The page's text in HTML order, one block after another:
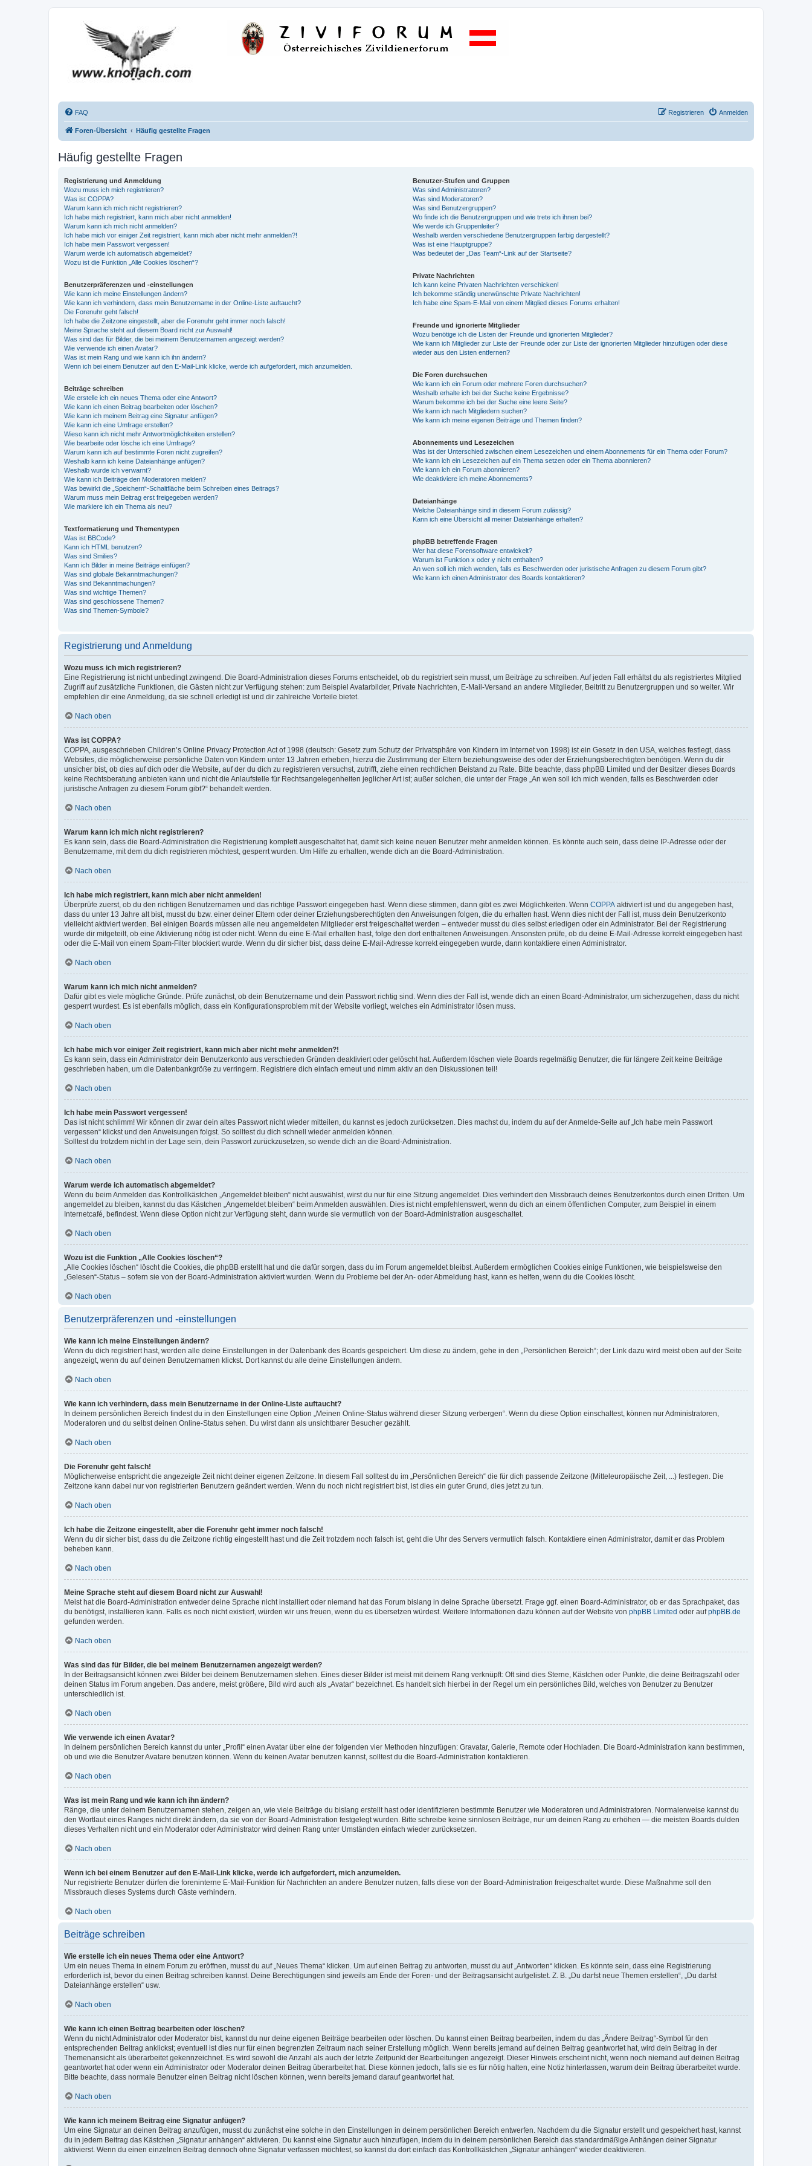
FAQ Anmelden
Registrieren
Foren-Übersicht Häufig gestellte Fragen
Häufig gestellte Fragen
Registrierung und Anmeldung
Wozu muss ich mich registrieren?
Was ist COPPA?
Warum kann ich mich nicht registrieren?
Ich habe mich registriert, kann mich aber nicht anmelden!
Warum kann ich mich nicht anmelden?
Ich habe mich vor einiger Zeit registriert, kann mich aber nicht mehr anmelden?!
Ich habe mein Passwort vergessen!
Warum werde ich automatisch abgemeldet?
Wozu ist die Funktion „Alle Cookies löschen“?
Benutzerpräferenzen und -einstellungen
Wie kann ich meine Einstellungen ändern?
Wie kann ich verhindern, dass mein Benutzername in der Online-Liste auftaucht?
Die Forenuhr geht falsch!
Ich habe die Zeitzone eingestellt, aber die Forenuhr geht immer noch falsch!
Meine Sprache steht auf diesem Board nicht zur Auswahl!
Was sind das für Bilder, die bei meinem Benutzernamen angezeigt werden?
Wie verwende ich einen Avatar?
Was ist mein Rang und wie kann ich ihn ändern?
Wenn ich bei einem Benutzer auf den E-Mail-Link klicke, werde ich aufgefordert, mich anzumelden.
Beiträge schreiben
Wie erstelle ich ein neues Thema oder eine Antwort?
Wie kann ich einen Beitrag bearbeiten oder löschen?
Wie kann ich meinem Beitrag eine Signatur anfügen?
Wie kann ich eine Umfrage erstellen?
Wieso kann ich nicht mehr Antwortmöglichkeiten erstellen?
Wie bearbeite oder lösche ich eine Umfrage?
Warum kann ich auf bestimmte Foren nicht zugreifen?
Weshalb kann ich keine Dateianhänge anfügen?
Weshalb wurde ich verwarnt?
Wie kann ich Beiträge den Moderatoren melden?
Was bewirkt die „Speichern“-Schaltfläche beim Schreiben eines Beitrags?
Warum muss mein Beitrag erst freigegeben werden?
Wie markiere ich ein Thema als neu?
Textformatierung und Thementypen
Was ist BBCode?
Kann ich HTML benutzen?
Was sind Smilies?
Kann ich Bilder in meine Beiträge einfügen?
Was sind globale Bekanntmachungen?
Was sind Bekanntmachungen?
Was sind wichtige Themen?
Was sind geschlossene Themen?
Was sind Themen-Symbole?
Benutzer-Stufen und Gruppen
Was sind Administratoren?
Was sind Moderatoren?
Was sind Benutzergruppen?
Wo finde ich die Benutzergruppen und wie trete ich ihnen bei?
Wie werde ich Gruppenleiter?
Weshalb werden verschiedene Benutzergruppen farbig dargestellt?
Was ist eine Hauptgruppe?
Was bedeutet der „Das Team“-Link auf der Startseite?
Private Nachrichten
Ich kann keine Privaten Nachrichten verschicken!
Ich bekomme ständig unerwünschte Private Nachrichten!
Ich habe eine Spam-E-Mail von einem Mitglied dieses Forums erhalten!
Freunde und ignorierte Mitglieder
Wozu benötige ich die Listen der Freunde und ignorierten Mitglieder?
Wie kann ich Mitglieder zur Liste der Freunde oder zur Liste der ignorierten Mitglieder hinzufügen oder diese
wieder aus den Listen entfernen?
Die Foren durchsuchen
Wie kann ich ein Forum oder mehrere Foren durchsuchen?
Weshalb erhalte ich bei der Suche keine Ergebnisse?
Warum bekomme ich bei der Suche eine leere Seite?
Wie kann ich nach Mitgliedern suchen?
Wie kann ich meine eigenen Beiträge und Themen finden?
Abonnements und Lesezeichen
Was ist der Unterschied zwischen einem Lesezeichen und einem Abonnements für ein Thema oder Forum?
Wie kann ich ein Lesezeichen auf ein Thema setzen oder ein Thema abonnieren?
Wie kann ich ein Forum abonnieren?
Wie deaktiviere ich meine Abonnements?
Dateianhänge
Welche Dateianhänge sind in diesem Forum zulässig?
Kann ich eine Übersicht all meiner Dateianhänge erhalten?
phpBB betreffende Fragen
Wer hat diese Forensoftware entwickelt?
Warum ist Funktion x oder y nicht enthalten?
An wen soll ich mich wenden, falls es Beschwerden oder juristische Anfragen zu diesem Forum gibt?
Wie kann ich einen Administrator des Boards kontaktieren?
Registrierung und Anmeldung
Wozu muss ich mich registrieren?
Eine Registrierung ist nicht unbedingt zwingend. Die Board-Administration dieses Forums entscheidet, ob du registriert sein musst, um Beiträge zu schreiben. Auf jeden Fall erhältst du als registriertes Mitglied
Zugriff auf zusätzliche Funktionen, die Gästen nicht zur Verfügung stehen: zum Beispiel Avatarbilder, Private Nachrichten, E-Mail-Versand an andere Mitglieder, Beitritt zu Benutzergruppen und so weiter. Wir
empfehlen dir eine Anmeldung, da sie schnell erledigt ist und dir zahlreiche Vorteile bietet.
Nach oben
Was ist COPPA?
COPPA, ausgeschrieben Children’s Online Privacy Protection Act of 1998 (deutsch: Gesetz zum Schutz der Privatsphäre von Kindern im Internet von 1998) ist ein Gesetz in den USA, welches festlegt, dass
Websites, die möglicherweise persönliche Daten von Kindern unter 13 Jahren erheben, hierzu die Zustimmung der Eltern beziehungsweise des oder der Erziehungsberechtigten benötigen. Wenn du dir
unsicher bist, ob dies auf dich oder die Website, auf der du dich zu registrieren versuchst, zutrifft, ziehe einen rechtlichen Beistand zu Rate. Bitte beachte, dass phpBB Limited und der Besitzer dieses Boards
keine Rechtsberatung anbieten kann und nicht die Anlaufstelle für Rechtsangelegenheiten jeglicher Art ist; außer solchen, die unter der Frage „An wen soll ich mich wenden, falls es Beschwerden oder
juristische Anfragen zu diesem Forum gibt?“ behandelt werden.
Nach oben
Warum kann ich mich nicht registrieren?
Es kann sein, dass die Board-Administration die Registrierung komplett ausgeschaltet hat, damit sich keine neuen Benutzer mehr anmelden können. Es könnte auch sein, dass deine IP-Adresse oder der
Benutzername, mit dem du dich registrieren möchtest, gesperrt wurden. Um Hilfe zu erhalten, wende dich an die Board-Administration.
Nach oben
Ich habe mich registriert, kann mich aber nicht anmelden!
Überprüfe zuerst, ob du den richtigen Benutzernamen und das richtige Passwort eingegeben hast. Wenn diese stimmen, dann gibt es zwei Möglichkeiten. Wenn COPPA aktiviert ist und du angegeben hast,
dass du unter 13 Jahre alt bist, musst du bzw. einer deiner Eltern oder deiner Erziehungsberechtigten den Anweisungen folgen, die du erhalten hast. Wenn dies nicht der Fall ist, muss dein Benutzerkonto
vielleicht aktiviert werden. Bei einigen Boards müssen alle neu angemeldeten Mitglieder erst freigeschaltet werden – entweder musst du dies selbst erledigen oder ein Administrator. Bei der Registrierung
wurde dir mitgeteilt, ob eine Aktivierung nötig ist oder nicht. Wenn du eine E-Mail erhalten hast, folge den dort enthaltenen Anweisungen. Ansonsten prüfe, ob du deine E-Mail-Adresse korrekt eingegeben hast
oder die E-Mail von einem Spam-Filter blockiert wurde. Wenn du dir sicher bist, dass deine E-Mail-Adresse korrekt eingegeben wurde, dann kontaktiere einen Administrator.
Nach oben
Warum kann ich mich nicht anmelden?
Dafür gibt es viele mögliche Gründe. Prüfe zunächst, ob dein Benutzername und dein Passwort richtig sind. Wenn dies der Fall ist, wende dich an einen Board-Administrator, um sicherzugehen, dass du nicht
gesperrt wurdest. Es ist ebenfalls möglich, dass ein Konfigurationsproblem mit der Website vorliegt, welches ein Administrator lösen muss.
Nach oben
Ich habe mich vor einiger Zeit registriert, kann mich aber nicht mehr anmelden?!
Es kann sein, dass ein Administrator dein Benutzerkonto aus verschieden Gründen deaktiviert oder gelöscht hat. Außerdem löschen viele Boards regelmäßig Benutzer, die für längere Zeit keine Beiträge
geschrieben haben, um die Datenbankgröße zu verringern. Registriere dich einfach erneut und nimm aktiv an den Diskussionen teil!
Nach oben
Ich habe mein Passwort vergessen!
Das ist nicht schlimm! Wir können dir zwar dein altes Passwort nicht wieder mitteilen, du kannst es jedoch zurücksetzen. Dies machst du, indem du auf der Anmelde-Seite auf „Ich habe mein Passwort
vergessen“ klickst und den Anweisungen folgst. So solltest du dich schnell wieder anmelden können.
Solltest du trotzdem nicht in der Lage sein, dein Passwort zurückzusetzen, so wende dich an die Board-Administration.
Nach oben
Warum werde ich automatisch abgemeldet?
Wenn du beim Anmelden das Kontrollkästchen „Angemeldet bleiben“ nicht auswählst, wirst du nur für eine Sitzung angemeldet. Dies verhindert den Missbrauch deines Benutzerkontos durch einen Dritten. Um
angemeldet zu bleiben, kannst du das Kästchen „Angemeldet bleiben“ beim Anmelden auswählen. Dies ist nicht empfehlenswert, wenn du dich an einem öffentlichen Computer, zum Beispiel in einem
Internetcafé, befindest. Wenn diese Option nicht zur Verfügung steht, dann wurde sie vermutlich von der Board-Administration ausgeschaltet.
Nach oben
Wozu ist die Funktion „Alle Cookies löschen“?
„Alle Cookies löschen“ löscht die Cookies, die phpBB erstellt hat und die dafür sorgen, dass du im Forum angemeldet bleibst. Außerdem ermöglichen Cookies einige Funktionen, wie beispielsweise den
„Gelesen“-Status – sofern sie von der Board-Administration aktiviert wurden. Wenn du Probleme bei der An- oder Abmeldung hast, kann es helfen, wenn du die Cookies löscht.
Nach oben
Benutzerpräferenzen und -einstellungen
Wie kann ich meine Einstellungen ändern?
Wenn du dich registriert hast, werden alle deine Einstellungen in der Datenbank des Boards gespeichert. Um diese zu ändern, gehe in den „Persönlichen Bereich“; der Link dazu wird meist oben auf der Seite
angezeigt, wenn du auf deinen Benutzernamen klickst. Dort kannst du alle deine Einstellungen ändern.
Nach oben
Wie kann ich verhindern, dass mein Benutzername in der Online-Liste auftaucht?
In deinem persönlichen Bereich findest du in den Einstellungen eine Option „Meinen Online-Status während dieser Sitzung verbergen“. Wenn du diese Option einschaltest, können nur Administratoren,
Moderatoren und du selbst deinen Online-Status sehen. Du wirst dann als unsichtbarer Besucher gezählt.
Nach oben
Die Forenuhr geht falsch!
Möglicherweise entspricht die angezeigte Zeit nicht deiner eigenen Zeitzone. In diesem Fall solltest du im „Persönlichen Bereich“ die für dich passende Zeitzone (Mitteleuropäische Zeit, ...) festlegen. Die
Zeitzone kann dabei nur von registrierten Benutzern geändert werden. Wenn du noch nicht registriert bist, ist dies ein guter Grund, dies jetzt zu tun.
Nach oben
Ich habe die Zeitzone eingestellt, aber die Forenuhr geht immer noch falsch!
Wenn du dir sicher bist, dass du die Zeitzone richtig eingestellt hast und die Zeit trotzdem noch falsch ist, geht die Uhr des Servers vermutlich falsch. Kontaktiere einen Administrator, damit er das Problem
beheben kann.
Nach oben
Meine Sprache steht auf diesem Board nicht zur Auswahl!
Meist hat die Board-Administration entweder deine Sprache nicht installiert oder niemand hat das Forum bislang in deine Sprache übersetzt. Frage ggf. einen Board-Administrator, ob er das Sprachpaket, das
du benötigst, installieren kann. Falls es noch nicht existiert, würden wir uns freuen, wenn du es übersetzen würdest. Weitere Informationen dazu können auf der Website von phpBB Limited oder aufphpBB.de
gefunden werden.
Nach oben
Was sind das für Bilder, die bei meinem Benutzernamen angezeigt werden?
In der Beitragsansicht können zwei Bilder bei deinem Benutzernamen stehen. Eines dieser Bilder ist meist mit deinem Rang verknüpft: Oft sind dies Sterne, Kästchen oder Punkte, die deine Beitragszahl oder
deinen Status im Forum angeben. Das andere, meist größere, Bild wird auch als „Avatar“ bezeichnet. Es handelt sich hierbei in der Regel um ein persönliches Bild, welches von Benutzer zu Benutzer
unterschiedlich ist.
Nach oben
Wie verwende ich einen Avatar?
In deinem persönlichen Bereich kannst du unter „Profil“ einen Avatar über eine der folgenden vier Methoden hinzufügen: Gravatar, Galerie, Remote oder Hochladen. Die Board-Administration kann bestimmen,
ob und wie die Benutzer Avatare benutzen können. Wenn du keinen Avatar benutzen kannst, solltest du die Board-Administration kontaktieren.
Nach oben
Was ist mein Rang und wie kann ich ihn ändern?
Ränge, die unter deinem Benutzernamen stehen, zeigen an, wie viele Beiträge du bislang erstellt hast oder identifizieren bestimmte Benutzer wie Moderatoren und Administratoren. Normalerweise kannst du
den Wortlaut eines Ranges nicht direkt ändern, da sie von der Board-Administration festgelegt wurden. Bitte schreibe keine sinnlosen Beiträge, nur um deinen Rang zu erhöhen — die meisten Boards dulden
dieses Verhalten nicht und ein Moderator oder Administrator wird deinen Rang unter Umständen einfach wieder zurücksetzen.
Nach oben
Wenn ich bei einem Benutzer auf den E-Mail-Link klicke, werde ich aufgefordert, mich anzumelden.
Nur registrierte Benutzer dürfen die foreninterne E-Mail-Funktion für Nachrichten an andere Benutzer nutzen, falls diese von der Board-Administration freigeschaltet wurde. Diese Maßnahme soll den
Missbrauch dieses Systems durch Gäste verhindern.
Nach oben
Beiträge schreiben
Wie erstelle ich ein neues Thema oder eine Antwort?
Um ein neues Thema in einem Forum zu eröffnen, musst du auf „Neues Thema“ klicken. Um auf einen Beitrag zu antworten, musst du auf „Antworten“ klicken. Es könnte sein, dass eine Registrierung
erforderlich ist, bevor du einen Beitrag schreiben kannst. Deine Berechtigungen sind jeweils am Ende der Foren- und der Beitragsansicht aufgelistet. Z. B. „Du darfst neue Themen erstellen“, „Du darfst
Dateianhänge erstellen“ usw.
Nach oben
Wie kann ich einen Beitrag bearbeiten oder löschen?
Wenn du nicht Administrator oder Moderator bist, kannst du nur deine eigenen Beiträge bearbeiten oder löschen. Du kannst einen Beitrag bearbeiten, indem du das „Ändere Beitrag“-Symbol für den
entsprechenden Beitrag anklickst; eventuell ist dies nur für einen begrenzten Zeitraum nach seiner Erstellung möglich. Wenn bereits jemand auf deinen Beitrag geantwortet hat, wird dein Beitrag in der
Themenansicht als überarbeitet gekennzeichnet. Es wird sowohl die Anzahl als auch der letzte Zeitpunkt der Bearbeitungen angezeigt. Dieser Hinweis erscheint nicht, wenn noch niemand auf deinen Beitrag
geantwortet hat oder wenn ein Administrator oder Moderator deinen Beitrag überarbeitet hat. Diese können jedoch, falls sie es für nötig halten, eine Notiz hinterlassen, warum dein Beitrag überarbeitet wurde.
Bitte beachte, dass normale Benutzer einen Beitrag nicht löschen können, wenn bereits jemand darauf geantwortet hat.
Nach oben
Wie kann ich meinem Beitrag eine Signatur anfügen?
Um eine Signatur an deinen Beitrag anzufügen, musst du zunächst eine solche in den Einstellungen in deinem persönlichen Bereich entwerfen. Nachdem du die Signatur erstellt und gespeichert hast, kannst
du in jedem Beitrag das Kästchen „Signatur anhängen“ aktivieren. Du kannst eine Signatur auch hinzufügen, indem du in deinem persönlichen Bereich das standardmäßige Anhängen deiner Signatur
aktivierst. Wenn du einen einzelnen Beitrag dennoch ohne Signatur verfassen möchtest, so kannst du dort einfach das Kontrollkästchen „Signatur anhängen“ wieder deaktivieren.